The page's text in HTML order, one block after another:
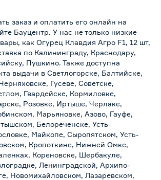
заказ и оплатить его онлайн на
Бауцентр. У нас не только низкие
как Огурец Клавдия Агро F1, 12 шт,
по Калининграду, Краснодару,
Пушкино. Также доступна
выдачи в Светлогорске, Балтийске,
Гусеве, Советске,
Гвардейске, Кормиловке,
Розовке, Иртыше, Черлаке,
Марьяновке, Азово, Гауфе,
Белореченске, Усть-
Майкопе, Сыропятском, Усть-
Кропоткине, Нижней Омке,
Кореновске, Шербакуле,
Ленинградской, Архипо-
Новомихайловском, Лазаревском,